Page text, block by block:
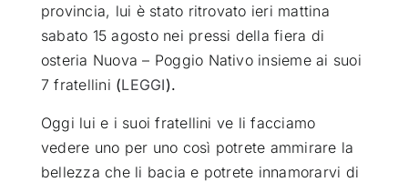
provincia, lui è stato ritrovato ieri mattina
sabato 15 agostonei pressi della fiera di
osteria Nuova – Poggio Nativo insieme ai suoi
7 fratellini (LEGGI).
Oggi lui e i suoi fratellini ve li facciamo
vedere uno per uno così potrete ammirare la
bellezza che li bacia e potrete innamorarvi di